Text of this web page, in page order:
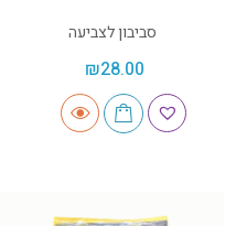
סביבון לצביעה
₪28.00